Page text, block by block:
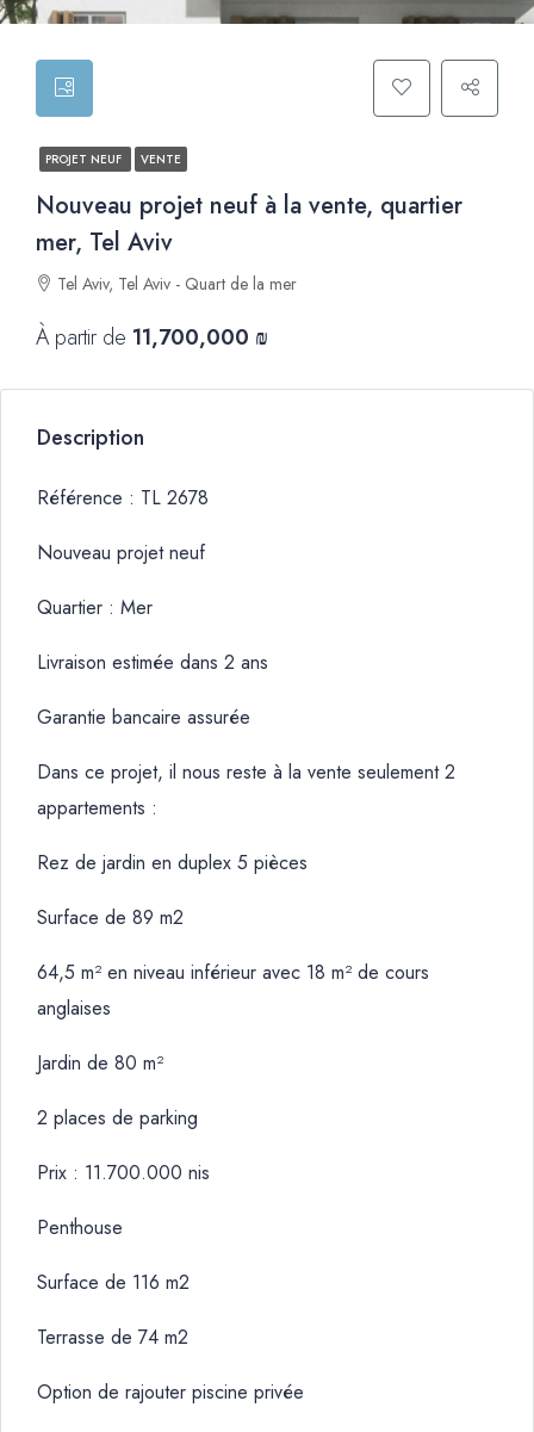
PROJET NEUF VENTE
Nouveau projet neuf à la vente, quartier
mer, Tel Aviv
Tel Aviv, Tel Aviv - Quart de la mer
À partir de 11,700,000 ₪
Description
Référence : TL 2678
Nouveau projet neuf
Quartier : Mer
Livraison estimée dans 2 ans
Garantie bancaire assurée
Dans ce projet, il nous reste à la vente seulement 2
appartements :
Rez de jardin en duplex 5 pièces
Surface de 89 m2
64,5 m² en niveau inférieur avec 18 m² de cours
anglaises
Jardin de 80 m²
2 places de parking
Prix : 11.700.000 nis
Penthouse
Surface de 116 m2
Terrasse de 74 m2
Option de rajouter piscine privée